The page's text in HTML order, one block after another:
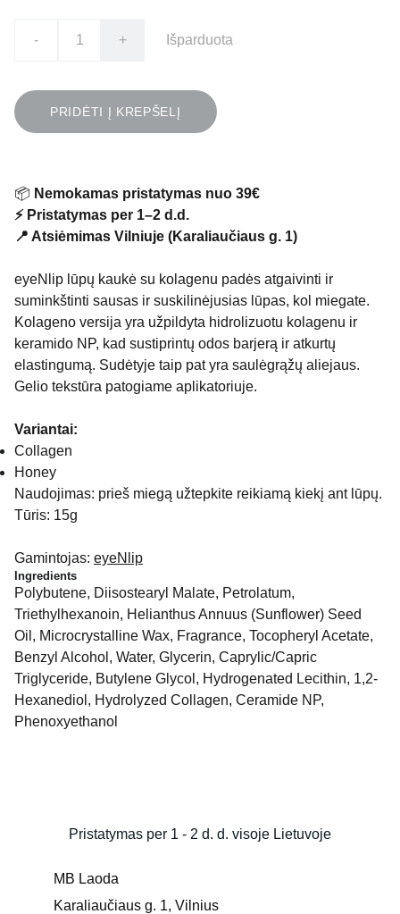
- + Išparduota
PRIDĖTI Į KREPŠELĮ
📦 Nemokamas pristatymas nuo 39€
⚡ Pristatymas per 1–2 d.d.
📍 Atsiėmimas Vilniuje (Karaliaučiaus g. 1)
eyeNlip lūpų kaukė su kolagenu padės atgaivinti ir
suminkštinti sausas ir suskilinėjusias lūpas, kol miegate.
Kolageno versija yra užpildyta hidrolizuotu kolagenu ir
keramido NP, kad sustiprintų odos barjerą ir atkurtų
elastingumą. Sudėtyje taip pat yra saulėgrąžų aliejaus.
Gelio tekstūra patogiame aplikatoriuje.
Variantai:
Collagen
Honey
Naudojimas: prieš miegą užtepkite reikiamą kiekį ant lūpų.
Tūris: 15g
Gamintojas: eyeNlip
Ingredients
Polybutene, Diisostearyl Malate, Petrolatum,
Triethylhexanoin, Helianthus Annuus (Sunflower) Seed
Oil, Microcrystalline Wax, Fragrance, Tocopheryl Acetate,
Benzyl Alcohol, Water, Glycerin, Caprylic/Capric
Triglyceride, Butylene Glycol, Hydrogenated Lecithin, 1,2-
Hexanediol, Hydrolyzed Collagen, Ceramide NP,
Phenoxyethanol
MB Laoda
Karaliaučiaus g. 1, Vilnius
Pristatymas per 1 - 2 d. d. visoje Lietuvoje